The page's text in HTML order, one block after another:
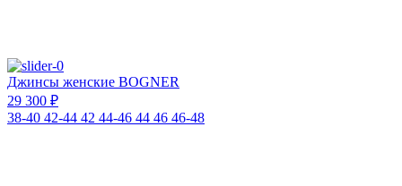
Джинсы женские BOGNER
29 300 ₽
38-40 42-44 42 44-46 44 46 46-48